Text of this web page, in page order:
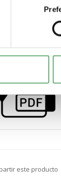
CEUL
este producto